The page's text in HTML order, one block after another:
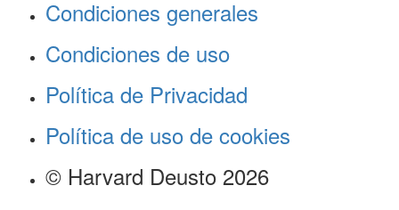
Condiciones generales
Condiciones de uso
Política de Privacidad
Política de uso de cookies
© Harvard Deusto 2026